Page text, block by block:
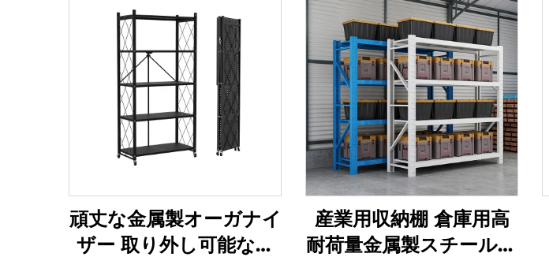
頑丈な金属製オーガナイ
ザー 取り外し可能な折
産業用収納棚 倉庫用高
耐荷量金属製スチールラ